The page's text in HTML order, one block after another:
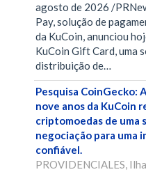
agosto de 2026 /
Pay, solução de
da KuCoin, anunciou
KuCoin Gift Card, uma
distribuição de…
Pesquisa CoinGecko:
nove anos da KuCoin
criptomoedas de uma
negociação para uma
confiável.
PROVIDENCIALES,